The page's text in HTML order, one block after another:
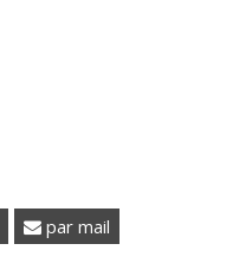
par mail